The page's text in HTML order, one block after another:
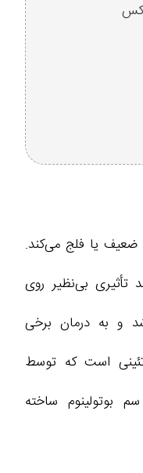
یا فلج می‌کند.
تأثیری بی‌نظیر روی
و به درمان برخی
است که توسط
سم بوتولینوم ساخته